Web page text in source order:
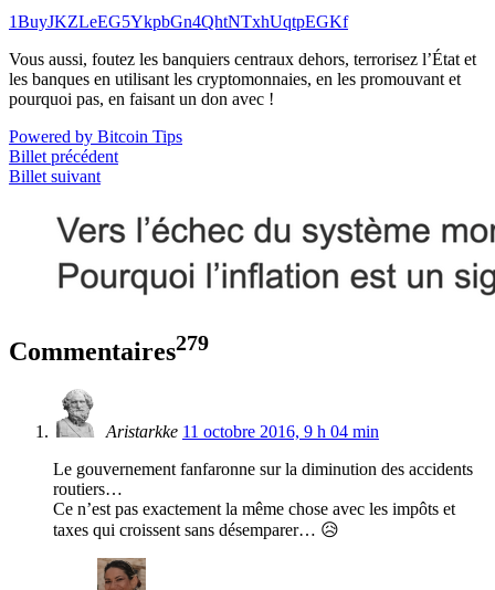
1BuyJKZLeEG5YkpbGn4QhtNTxhUqtpEGKf
Vous aussi, foutez les banquiers centraux dehors, terrorisez l’État et
les banques en utilisant les cryptomonnaies, en les promouvant et
pourquoi pas, en faisant un don avec !
Powered by Bitcoin Tips
Billet précédent
Billet suivant
Commentaires279
Aristarkke 11 octobre 2016, 9 h 04 min
Le gouvernement fanfaronne sur la diminution des accidents
routiers…
Ce n’est pas exactement la même chose avec les impôts et
taxes qui croissent sans désemparer… 😥